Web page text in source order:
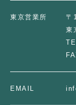
東京営業所
〒
東
EMAIL